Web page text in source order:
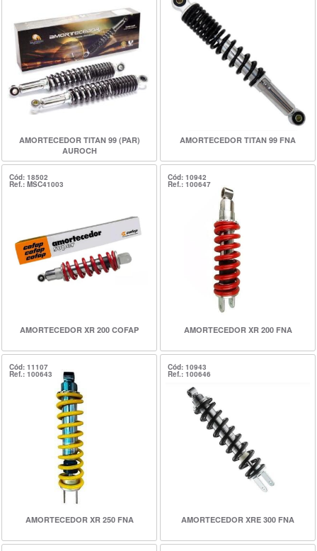
AMORTECEDOR TITAN 99 (PAR)
AUROCH
AMORTECEDOR TITAN 99 FNA
Cód: 18502
Ref.: MSC41003
AMORTECEDOR XR 200 COFAP
Cód: 10942
Ref.: 100647
AMORTECEDOR XR 200 FNA
Cód: 11107
Ref.: 100643
AMORTECEDOR XR 250 FNA
Cód: 10943
Ref.: 100646
AMORTECEDOR XRE 300 FNA